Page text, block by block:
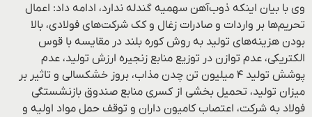
وی با بیان اینکه ذوب‌آهن سهمیه گندله ندارد، ادامه داد: اعمال
تحریم‌ها بر واردات و صادرات زغال و کک شرکت‌های فولادی، بالا
بودن هزینه‌های تولید به روش کوره بلند در مقایسه با قوس
الکتریکی، عدم توازن در توزیع منابع زنجیره ارزش تولید، عدم
پوشش تولید ۴ میلیون تن چدن مذاب، بروز خشکسالی و تاثیر بر
میزان تولید، تحمیل بخشی از کسری منابع صندوق بازنشستگی
فولاد به شرکت، اعتصاب کامیون داران و توقف حمل مواد اولیه و